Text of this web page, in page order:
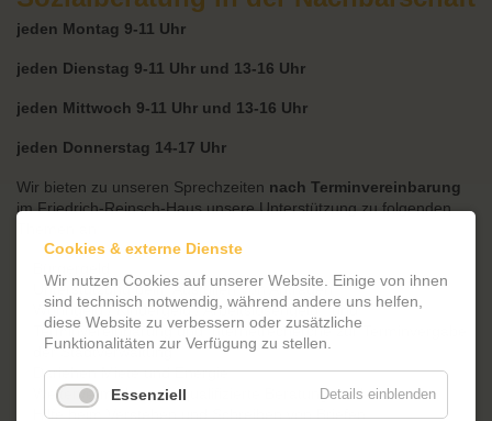
jeden Montag 9-11 Uhr
jeden Dienstag 9-11 Uhr und 13-16 Uhr
jeden Mittwoch 9-11 Uhr und 13-16 Uhr
jeden Donnerstag 14-17 Uhr
Wir bieten zu unseren Sprechzeiten nach Terminvereinbarung
im Friedrich-Reinsch-Haus unsere Unterstützung zu folgenden
Unterstützung beim Ausfüllen von Anträgen
Wohngeld / Kindergeld / Arbeitslosengeld I und II
Terminvereinbarung und Internetrecherche zur Terminvergabe
der Stadtverwaltung
Darlehen Miete und Energie
Weitervermittlung an qualifizierte Beratungsstellen
Hilfe beim Verstehen und Schreiben von Briefen
Cookies & externe Dienste
Wir nutzen Cookies auf unserer Website. Einige von ihnen
sind technisch notwendig, während andere uns helfen,
diese Website zu verbessern oder zusätzliche
Funktionalitäten zur Verfügung zu stellen.
Essenziell Details einblenden